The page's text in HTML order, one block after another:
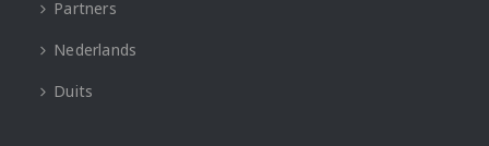
Partners
Nederlands
Duits